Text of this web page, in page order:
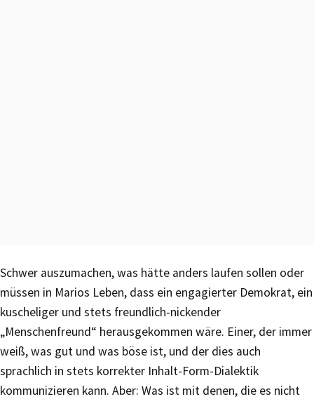
Schwer auszumachen, was hätte anders laufen sollen oder
müssen in Marios Leben, dass ein engagierter Demokrat, ein
kuscheliger und stets freundlich-nickender
„Menschenfreund“ herausgekommen wäre. Einer, der immer
weiß, was gut und was böse ist, und der dies auch
sprachlich in stets korrekter Inhalt-Form-Dialektik
kommunizieren kann. Aber: Was ist mit denen, die es nicht